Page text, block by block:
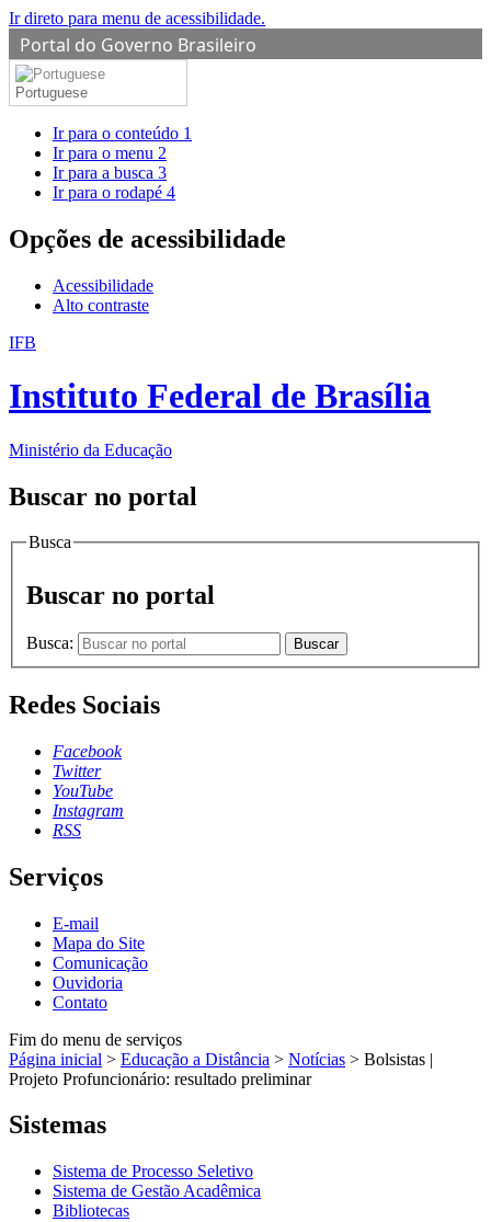
Ir direto para menu de acessibilidade.
Portal do Governo Brasileiro
Portuguese
Ir para o conteúdo 1
Ir para o menu 2
Ir para a busca 3
Ir para o rodapé 4
Opções de acessibilidade
Acessibilidade
Alto contraste
IFB
Instituto Federal de Brasília
Ministério da Educação
Buscar no portal
Busca
Buscar no portal
Busca: Buscar
Redes Sociais
Facebook
Twitter
YouTube
Instagram
RSS
Serviços
E-mail
Mapa do Site
Comunicação
Ouvidoria
Contato
Fim do menu de serviços
Página inicial > Educação a Distância > Notícias > Bolsistas |
Projeto Profuncionário: resultado preliminar
Sistemas
Sistema de Processo Seletivo
Sistema de Gestão Acadêmica
Bibliotecas